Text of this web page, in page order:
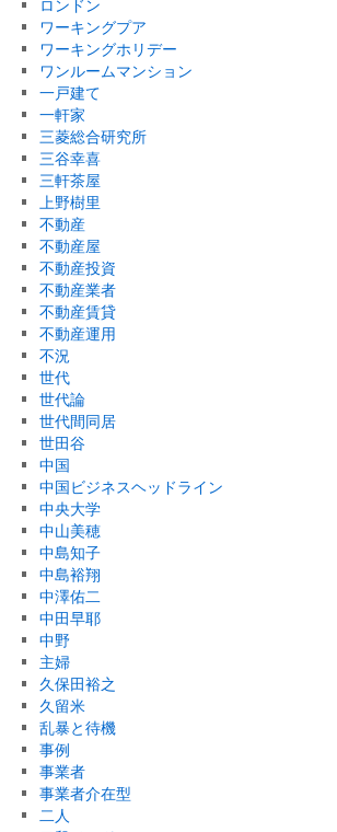
ロンドン
ワーキングプア
ワーキングホリデー
ワンルームマンション
一戸建て
一軒家
三菱総合研究所
三谷幸喜
三軒茶屋
上野樹里
不動産
不動産屋
不動産投資
不動産業者
不動産賃貸
不動産運用
不況
世代
世代論
世代間同居
世田谷
中国
中国ビジネスヘッドライン
中央大学
中山美穂
中島知子
中島裕翔
中澤佑二
中田早耶
中野
主婦
久保田裕之
久留米
乱暴と待機
事例
事業者
事業者介在型
二人